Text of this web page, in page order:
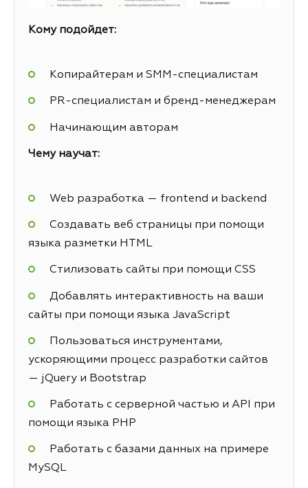
Кому подойдет:
Копирайтерам и SMM-специалистам
PR-специалистам и бренд-менеджерам
Начинающим авторам
Чему научат:
Web разработка — frontend и backend
Создавать веб страницы при помощи
языка разметки HTML
Стилизовать сайты при помощи CSS
Добавлять интерактивность на ваши
сайты при помощи языка JavaScript
Пользоваться инструментами,
ускоряющими процесс разработки сайтов
— jQuery и Bootstrap
Работать с серверной частью и API при
помощи языка PHP
Работать с базами данных на примере
MySQL